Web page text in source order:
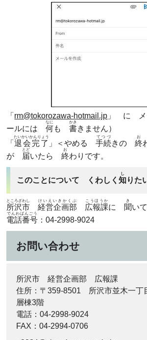
「 rm@tokorozawa-hotmail.jp 」 に
ールには何
なに
も書
かき
きません）
「退会完了
たいかいかんりょう
」＜やめる手続
てつづ
きの終
お
が 届
とど
いたら終
お
わりです。
このことについて くわしく知
し
りた
所沢市
ところざわし
経営企画部
けいえいきかくぶ
広報課
こうほうか
に 聞
き
い
電話番号
でんわばんごう
：04-2998-9024
お問い合わせ
所沢市 経営企画部 広報課
住所：〒359-8501 所沢市並木一
層棟3階
電話：04-2998-9024
FAX：04-2994-0706